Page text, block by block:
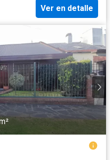
Ver en detalle